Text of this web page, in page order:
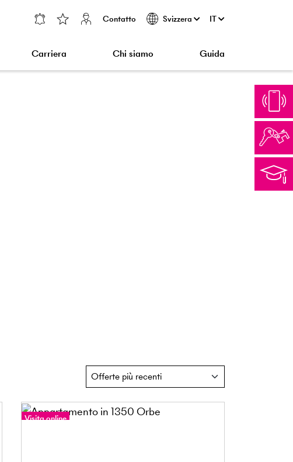
Contatto Svizzera IT
Carriera Chi siamo Guida
Visita online